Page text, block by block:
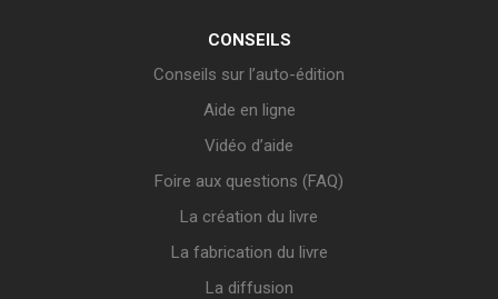
CONSEILS
Conseils sur l’auto-édition
Aide en ligne
Vidéo d’aide
Foire aux questions (FAQ)
La création du livre
La fabrication du livre
La diffusion